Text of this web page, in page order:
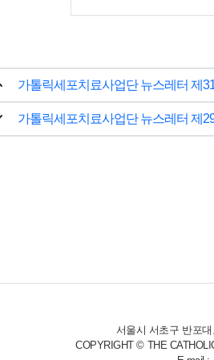
가톨릭세포치료사업단 뉴스레터 제
가톨릭세포치료사업단 뉴스레터 제
서울시 서초구 반포
COPYRIGHT © THE